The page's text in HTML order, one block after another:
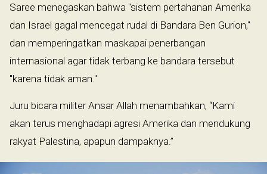
Saree menegaskan bahwa "sistem pertahanan Amerika
dan Israel gagal mencegat rudal di Bandara Ben Gurion,"
dan memperingatkan maskapai penerbangan
internasional agar tidak terbang ke bandara tersebut
"karena tidak aman."
Juru bicara militer Ansar Allah menambahkan, “Kami
akan terus menghadapi agresi Amerika dan mendukung
rakyat Palestina, apapun dampaknya.”